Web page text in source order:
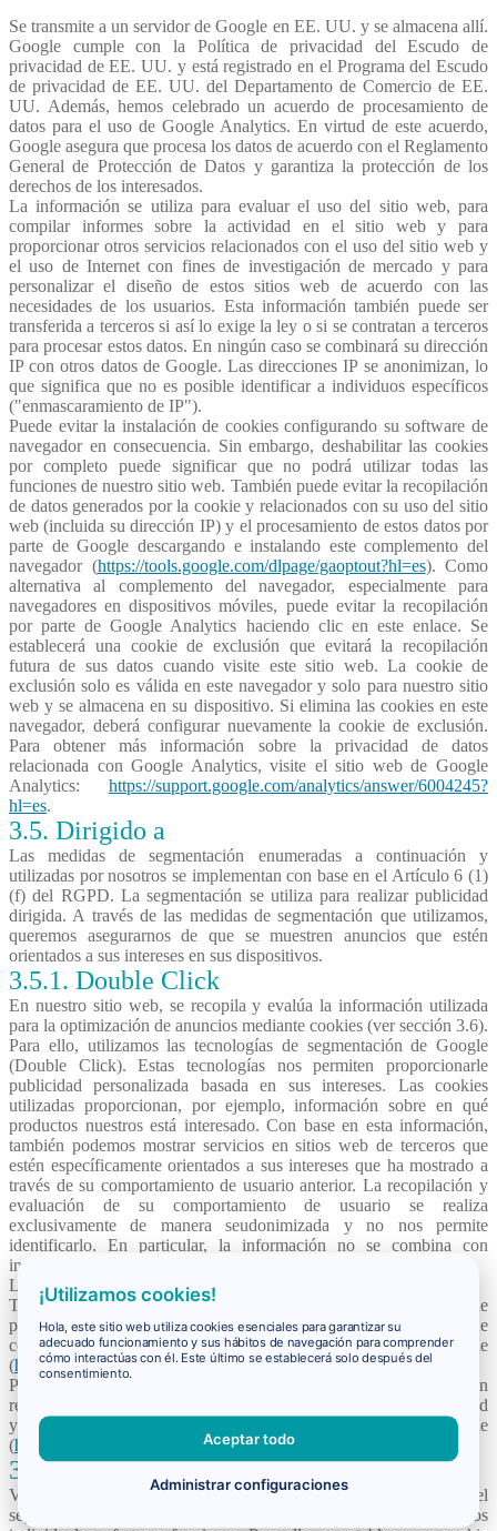
Se transmite a un servidor de Google en EE. UU. y se almacena allí.
Google cumple con la Política de privacidad del Escudo de
privacidad de EE. UU. y está registrado en el Programa del Escudo
de privacidad de EE. UU. del Departamento de Comercio de EE.
UU. Además, hemos celebrado un acuerdo de procesamiento de
datos para el uso de Google Analytics. En virtud de este acuerdo,
Google asegura que procesa los datos de acuerdo con el Reglamento
General de Protección de Datos y garantiza la protección de los
derechos de los interesados.
La información se utiliza para evaluar el uso del sitio web, para
compilar informes sobre la actividad en el sitio web y para
proporcionar otros servicios relacionados con el uso del sitio web y
el uso de Internet con fines de investigación de mercado y para
personalizar el diseño de estos sitios web de acuerdo con las
necesidades de los usuarios. Esta información también puede ser
transferida a terceros si así lo exige la ley o si se contratan a terceros
para procesar estos datos. En ningún caso se combinará su dirección
IP con otros datos de Google. Las direcciones IP se anonimizan, lo
que significa que no es posible identificar a individuos específicos
("enmascaramiento de IP").
Puede evitar la instalación de cookies configurando su software de
navegador en consecuencia. Sin embargo, deshabilitar las cookies
por completo puede significar que no podrá utilizar todas las
funciones de nuestro sitio web. También puede evitar la recopilación
de datos generados por la cookie y relacionados con su uso del sitio
web (incluida su dirección IP) y el procesamiento de estos datos por
parte de Google descargando e instalando este complemento del
navegador (https://tools.google.com/dlpage/gaoptout?hl=es). Como
alternativa al complemento del navegador, especialmente para
navegadores en dispositivos móviles, puede evitar la recopilación
por parte de Google Analytics haciendo clic en este enlace. Se
establecerá una cookie de exclusión que evitará la recopilación
futura de sus datos cuando visite este sitio web. La cookie de
exclusión solo es válida en este navegador y solo para nuestro sitio
web y se almacena en su dispositivo. Si elimina las cookies en este
navegador, deberá configurar nuevamente la cookie de exclusión.
Para obtener más información sobre la privacidad de datos
relacionada con Google Analytics, visite el sitio web de Google
Analytics: https://support.google.com/analytics/answer/6004245?
hl=es.
3.5. Dirigido a
Las medidas de segmentación enumeradas a continuación y
utilizadas por nosotros se implementan con base en el Artículo 6 (1)
(f) del RGPD. La segmentación se utiliza para realizar publicidad
dirigida. A través de las medidas de segmentación que utilizamos,
queremos asegurarnos de que se muestren anuncios que estén
orientados a sus intereses en sus dispositivos.
3.5.1. Double Click
En nuestro sitio web, se recopila y evalúa la información utilizada
para la optimización de anuncios mediante cookies (ver sección 3.6).
Para ello, utilizamos las tecnologías de segmentación de Google
(Double Click). Estas tecnologías nos permiten proporcionarle
publicidad personalizada basada en sus intereses. Las cookies
utilizadas proporcionan, por ejemplo, información sobre en qué
productos nuestros está interesado. Con base en esta información,
también podemos mostrar servicios en sitios web de terceros que
estén específicamente orientados a sus intereses que ha mostrado a
través de su comportamiento de usuario anterior. La recopilación y
evaluación de su comportamiento de usuario se realiza
exclusivamente de manera seudonimizada y no nos permite
identificarlo. En particular, la información no se combina con
información personal identificable sobre usted.
La cookie se elimina automáticamente después de 30 días.
También puede configurar las preferencias para la visualización de
publicidad basada en intereses a través del Administrador de
configuración de anuncios de Google
(https://adssettings.google.com/authenticated?hl).
Para obtener más información y la política de privacidad con
respecto a la publicidad y Google, consulte la Política de privacidad
y Términos de servicio de Google
(https://policies.google.com/technologies/ads?hl
3.5.2. Google AdWords
Virail utiliza el servicio de Google AdWords, que utiliza el
seguimiento de conversiones para medir la efectividad de anuncios
¡Utilizamos cookies!
Hola, este sitio web utiliza cookies esenciales para garantizar su
adecuado funcionamiento y sus hábitos de navegación para comprender
cómo interactúas con él. Este último se establecerá solo después del
consentimiento.
Aceptar todo
Administrar configuraciones